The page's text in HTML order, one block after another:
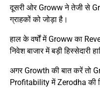
दूसरी ओर Groww ने तेजी से
ग्राहकों को जोड़ा है।
हाल के वर्षों में Groww का
निवेश बाजार में बड़ी हिस्सेदारी
अगर Growth की बात करें तो
Profitability में Zerodha की